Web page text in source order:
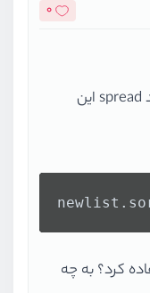
0
منظورم از مرتب کردن دو لیست با کد spread این
newlist
کرد؟ به چه